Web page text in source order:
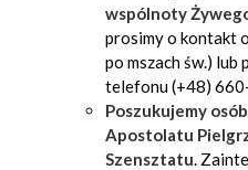
wspólnoty
prosimy o kontakt
po mszach św.) lub
telefonu (+48)
Poszukujemy
Apostolatu
Szensztatu.